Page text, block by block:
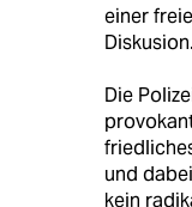
einer
Diskusion.
Die
und
kein